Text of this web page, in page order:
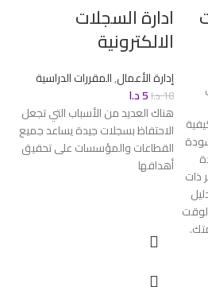
ذات
ادارة السجلات
الالكترونية
إدارة الأعمال,المقررات الدراسية
18د.ا5د.ا
هناك العديد من الأسباب التي تجعل
الاحتفاظ بسجلات جيدة يساعد جميع
القطاعات والمؤسسات على تحقيق
أهدافها